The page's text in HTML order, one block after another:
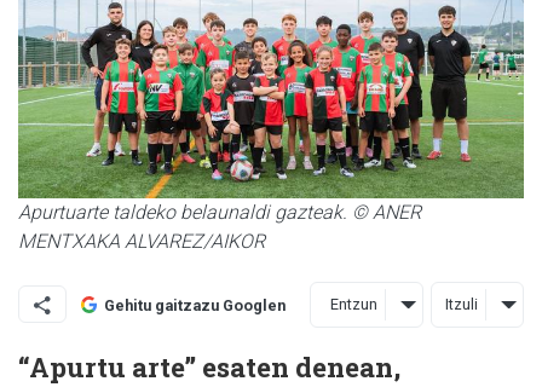
Apurtuarte taldeko belaunaldi gazteak. © ANER
MENTXAKA ALVAREZ/AIKOR
Gehitu gaitzazu Googlen Entzun Itzuli
“Apurtu arte” esaten denean,